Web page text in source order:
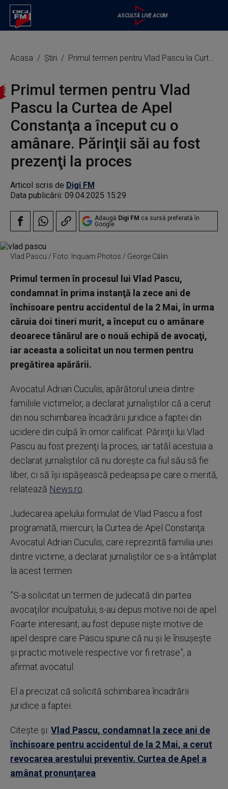
Acasa Știri Primul termen pentru Vlad Pascu la Curtea de Apel Constanţa a început cu o amânare. Părinţii săi au fost prezenţi la proces
Primul termen pentru Vlad
Pascu la Curtea de Apel
Constanţa a început cu o
amânare. Părinţii săi au fost
prezenţi la proces
Articol scris de Digi FM
Data publicării: 09.04.2025 15:29
Adaugă Digi FM ca sursă preferată în
Google
Vlad Pascu / Foto: Inquam Photos / George Călin
Primul termen în procesul lui Vlad Pascu,
condamnat în prima instanţă la zece ani de
închisoare pentru accidentul de la 2 Mai, în urma
căruia doi tineri murit, a început cu o amânare
deoarece tânărul are o nouă echipă de avocaţi,
iar aceasta a solicitat un nou termen pentru
pregătirea apărării.
Avocatul Adrian Cuculis, apărătorul uneia dintre
familiile victimelor, a declarat jurnaliştilor că a cerut
din nou schimbarea încadrării juridice a faptei din
ucidere din culpă în omor calificat. Părinţii lui Vlad
Pascu au fost prezenţi la proces, iar tatăl acestuia a
declarat jurnaliştilor că nu doreşte ca fiul său să fie
liber, ci să îşi ispăşească pedeapsa pe care o merită,
relatează News.ro
Judecarea apelului formulat de Vlad Pascu a fost
programată, miercuri, la Curtea de Apel Constanţa.
Avocatul Adrian Cuculis, care reprezintă familia unei
dintre victime, a declarat jurnaliştilor ce s-a întâmplat
la acest termen.
”S-a solicitat un termen de judecată din partea
avocaţilor inculpatului, s-au depus motive noi de apel.
Foarte interesant, au fost depuse nişte motive de
apel despre care Pascu spune că nu şi le însuşeşte
şi practic motivele respective vor fi retrase”, a
afirmat avocatul.
El a precizat că solicită schimbarea încadrării
juridice a faptei.
Citește și: Vlad Pascu, condamnat la zece ani de
închisoare pentru accidentul de la 2 Mai, a cerut
revocarea arestului preventiv. Curtea de Apel a
amânat pronunţarea